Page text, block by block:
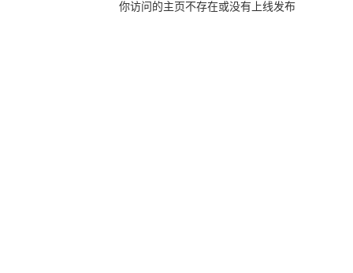
你访问的主页不存在或没有上线发布